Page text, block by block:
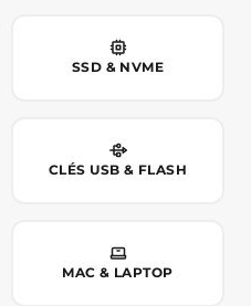
SSD & NVME
CLÉS USB & FLASH
MAC & LAPTOP